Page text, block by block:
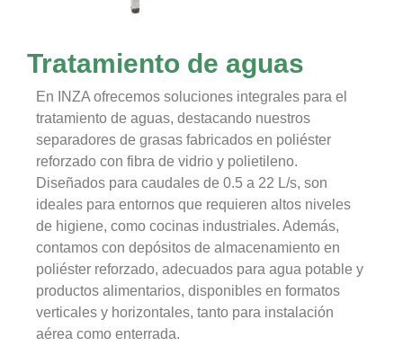
Tratamiento de aguas
En INZA ofrecemos soluciones integrales para el
tratamiento de aguas, destacando nuestros
separadores de grasas fabricados en poliéster
reforzado con fibra de vidrio y polietileno.
Diseñados para caudales de 0.5 a 22 L/s, son
ideales para entornos que requieren altos niveles
de higiene, como cocinas industriales. Además,
contamos con depósitos de almacenamiento en
poliéster reforzado, adecuados para agua potable y
productos alimentarios, disponibles en formatos
verticales y horizontales, tanto para instalación
aérea como enterrada.